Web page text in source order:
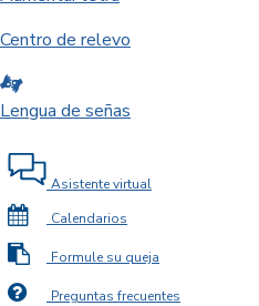
Centro de relevo
Lengua de señas
Asistente virtual
Calendarios
Formule su queja
Preguntas frecuentes